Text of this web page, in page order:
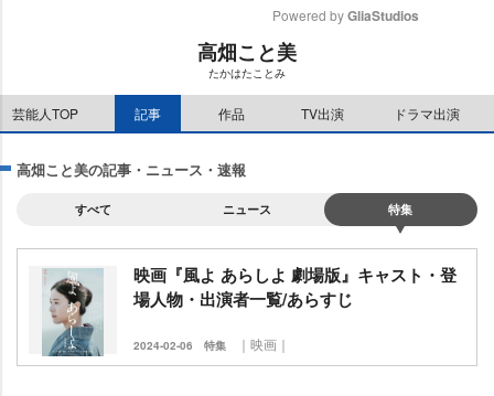
Powered by GliaStudios
高畑こと美
たかはたことみ
芸能人TOP 記事 作品 TV出演 ドラマ出演
高畑こと美の記事・ニュース・速報
すべて ニュース 特集
映画『風よ あらしよ 劇場版』キャスト・登
場人物・出演者一覧/あらすじ
2024-02-06 特集 ｜映画｜